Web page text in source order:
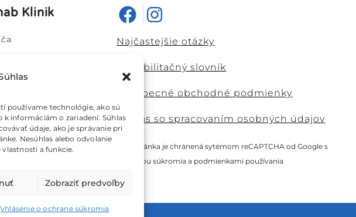
používame technológie, ako sú
informáciám o zariadení. Súhlas
údaje, ako je správanie pri
Nesúhlas alebo odvolanie
a funkcie.
Zobraziť predvoľby
o ochrane súkromia
Klinik
Nové Mesto,
Najčastejšie otázky
Rehabilitačný slovník
Všeobecné obchodné podmienky
Súhlas so spracovaním osobných údajov
Táto stránka je chránená sytémom reCAPTCHA od Google s
ochranou súkromia a podmienkami používania